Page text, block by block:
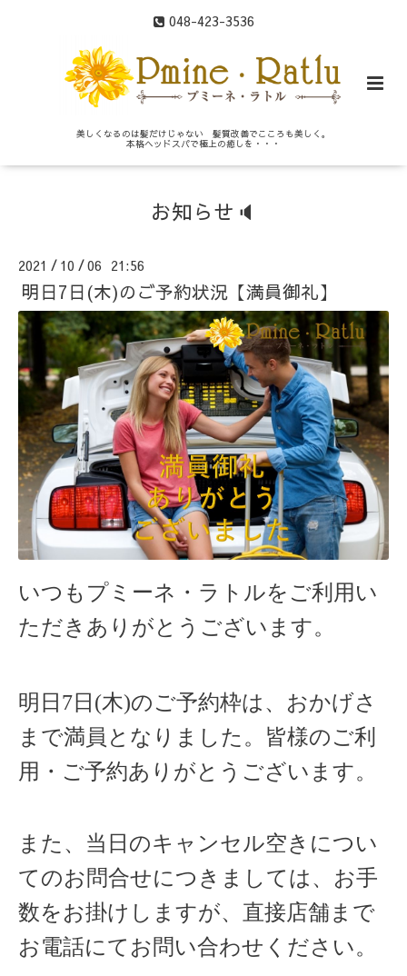
048-423-3536
美しくなるのは髪だけじゃない 髪質改善でこころも美しく。
本格ヘッドスパで極上の癒しを・・・
お知らせ🔈
2021 / 10 /06 21:56
明日7日(木)のご予約状況【満員御礼】
いつもプミーネ・ラトルをご利用い
ただきありがとうございます。
明日7日(木)のご予約枠は、おかげさ
まで満員となりました。 皆様のご利
用・ご予約ありがとうございます。
また、当日のキャンセル空きについ
てのお問合せにつきましては、お手
数をお掛けしますが、直接店舗まで
お電話にてお問い合わせください。